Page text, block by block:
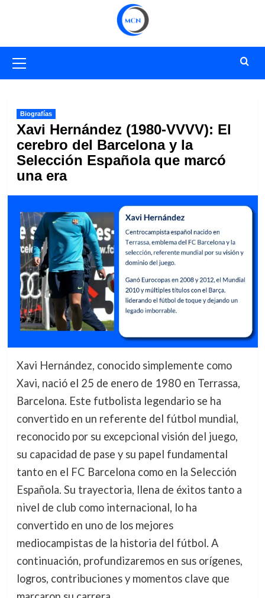
primario
Biografías
Xavi Hernández (1980-VVVV): El
cerebro del Barcelona y la
Selección Española que marcó
una era
Xavi Hernández, conocido simplemente como
Xavi, nació el 25 de enero de 1980 en Terrassa,
Barcelona. Este futbolista legendario se ha
convertido en un referente del fútbol mundial,
reconocido por su excepcional visión del juego,
su capacidad de pase y su papel fundamental
tanto en el FC Barcelona como en la Selección
Española. Su trayectoria, llena de éxitos tanto a
nivel de club como internacional, lo ha
convertido en uno de los mejores
mediocampistas de la historia del fútbol. A
continuación, profundizaremos en sus orígenes,
logros, contribuciones y momentos clave que